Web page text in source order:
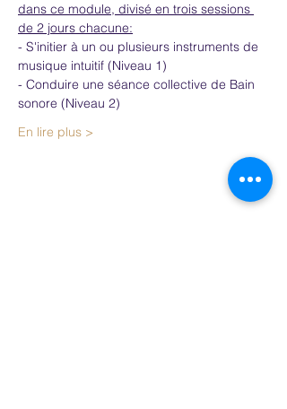
dans ce module, divisé en trois sessions
de 2 jours chacune:
- S'initier à un ou plusieurs instruments de
musique intuitif (Niveau 1)
- Conduire une séance collective de Bain
sonore (Niveau 2)
En lire plus >